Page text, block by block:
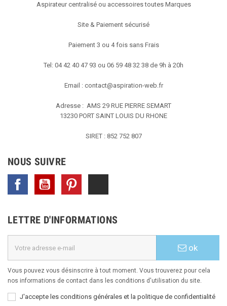
Aspirateur centralisé ou accessoires toutes Marques
Site & Paiement sécurisé
Paiement 3 ou 4 fois sans Frais
Tel: 04 42 40 47 93 ou 06 59 48 32 38 de 9h à 20h
Email : contact@aspiration-web.fr
Adresse : AMS 29 RUE PIERRE SEMART
13230 PORT SAINT LOUIS DU RHONE
SIRET : 852 752 807
NOUS SUIVRE
Facebook YouTube
LETTRE D'INFORMATIONS
ok
Vous pouvez vous désinscrire à tout moment. Vous trouverez pour cela
nos informations de contact dans les conditions d'utilisation du site.
J'accepte les conditions générales et la politique de confidentialité